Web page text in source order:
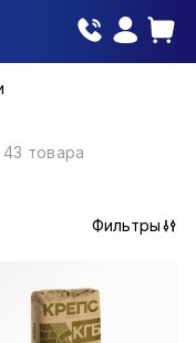
43 товара
Фильтры